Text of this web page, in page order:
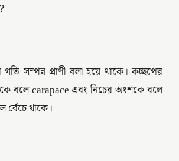
সম্পন্ন প্রাণী বলা হয়ে থাকে। কচ্ছপের
বলে carapace এবং নিচের অংশকে বলে
বেঁচে থাকে।